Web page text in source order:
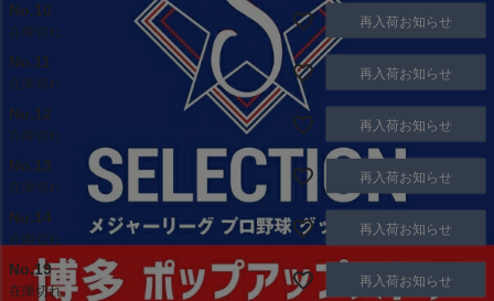
No.10
在庫切れ
再入荷お知らせ
No.11
在庫切れ
再入荷お知らせ
No.12
在庫切れ
再入荷お知らせ
No.13
在庫切れ
再入荷お知らせ
No.14
在庫切れ
再入荷お知らせ
No.19
在庫切れ
再入荷お知らせ